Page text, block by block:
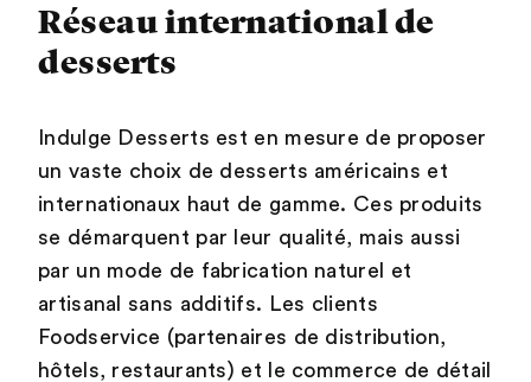
Réseau international de
desserts
Indulge Desserts est en mesure de proposer
un vaste choix de desserts américains et
internationaux haut de gamme. Ces produits
se démarquent par leur qualité, mais aussi
par un mode de fabrication naturel et
artisanal sans additifs. Les clients
Foodservice (partenaires de distribution,
hôtels, restaurants) et le commerce de détail